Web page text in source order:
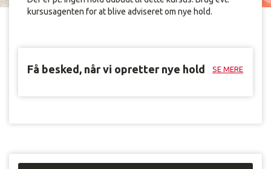
kursusagenten for at blive adviseret om nye hold.
Få besked, når vi opretter nye hold SE MERE